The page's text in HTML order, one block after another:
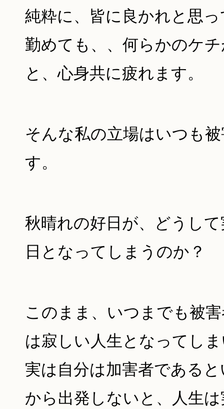
純粋に、皆に良かれと思
勤めても、、何らかのケ
と、心身共に疲れます。
そんな私の立場はいつも
す。
秋晴れの好日が、どうし
日となってしまうのか？
このまま、いつまでも被
は寂しい人生となってし
実は自分は加害者である
から出発しないと、人生